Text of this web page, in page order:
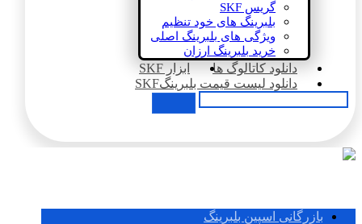
گریس SKF
بلبرینگ های خود تنظیم
ویژگی های بلبرینگ اصلی
خرید بلبرینگ ارزان
دانلود کاتالوگ ها
ابزار SKF
دانلود لیست قیمت بلبرینگSKF
بازرگانی اسپین بلبرینگ